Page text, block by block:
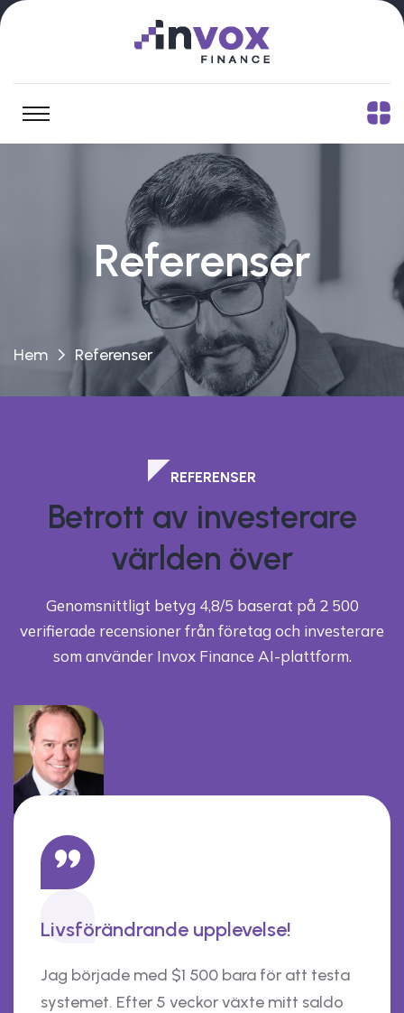
Referenser
Hem Referenser
REFERENSER
Betrott av investerare
världen över
Genomsnittligt betyg 4,8/5 baserat på 2 500
verifierade recensioner från företag och investerare
som använder Invox Finance AI-plattform.
Livsförändrande upplevelse!
Jag började med $1 500 bara för att testa
systemet. Efter 5 veckor växte mitt saldo